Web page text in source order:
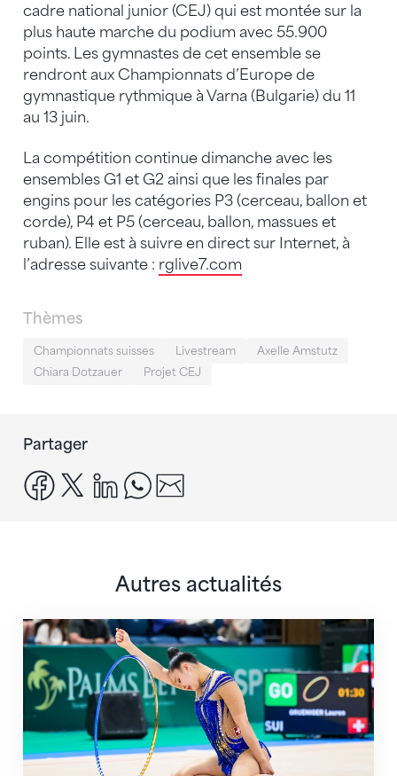
cadre national junior (CEJ) qui est montée sur la
plus haute marche du podium avec 55.900
points. Les gymnastes de cet ensemble se
rendront aux Championnats d’Europe de
gymnastique rythmique à Varna (Bulgarie) du 11
au 13 juin.
La compétition continue dimanche avec les
ensembles G1 et G2 ainsi que les finales par
engins pour les catégories P3 (cerceau, ballon et
corde), P4 et P5 (cerceau, ballon, massues et
ruban). Elle est à suivre en direct sur Internet, à
l’adresse suivante : rglive7.com
Thèmes
Championnats suisses Livestream
Axelle Amstutz
Chiara Dotzauer
Projet CEJ
Partager
facebook
x linkedinwhatsapp
Autres actualités
Prochaine étape : les Championnats du monde